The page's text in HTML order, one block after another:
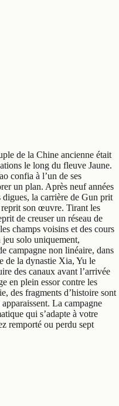
de la Chine ancienne était
le long du fleuve Jaune.
confia à l’un de ses
un plan. Après neuf années
digues, la carrière de Gun prit
son œuvre. Tirant les
de creuser un réseau de
champs voisins et des cours
jeu solo uniquement,
campagne non linéaire, dans
de la dynastie Xia, Yu le
des canaux avant l’arrivée
en plein essor contre les
des fragments d’histoire sont
La campagne
qui s’adapte à votre
remporté ou perdu sept